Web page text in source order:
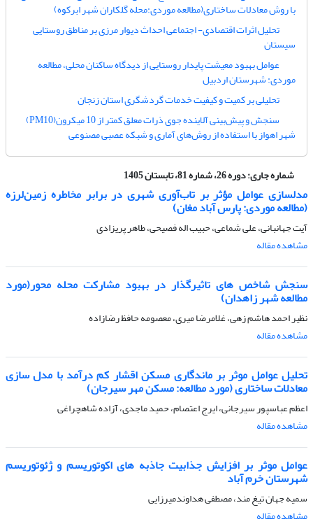
با روش معادلات ساختاری(مطالعه موردی:محله گلکاران شهر ابرکوه)
تحلیل اثرات اقتصادی- اجتماعی احداث دیوار مرزی بر مناطق روستایی
سیستان
عوامل بهبود معیشت پایدار روستایی از دیدگاه ساکنان محلی، مطالعه
موردی: شهرستان اردبیل
تحلیلی بر کمیت و کیفیت خدمات گردشگری استان زنجان
سنجش و پیش‌بینی آلاینده جوی ذرات معلق کمتر از 10 میکرون(PM10)
شهر اهواز با استفاده از روش‌های آماری و شبکه عصبی مصنوعی
شماره جاری:دوره 26، شماره 81، تابستان 1405
مدلسازی عوامل مؤثر بر تاب‌آوری شهری در برابر مخاطره زمین‌لرزه
(مطالعه موردی: پارس آباد مغان)
آیت جهانبانی، علی شماعی، حبیب اله فصیحی، طاهر پریزادی
مشاهده مقاله
سنجش شاخص های تاثیرگذار در بهبود مشارکت محله محور(مورد
مطالعه شهر زاهدان)
نظیر احمد هاشم زهی، غلامرضا میری، معصومه حافظ رضازاده
مشاهده مقاله
تحلیل عوامل موثر بر ماندگاری مسکن اقشار کم درآمد با مدل سازی
معادلات ساختاری (مورد مطالعه: مسکن مهر سیرجان)
اعظم عباسپور سیرجانی، ایرج اعتصام، حمید ماجدی، آزاده شاهچراغی
مشاهده مقاله
عوامل موثر بر افزایش جذابیت جاذبه های اکوتوریسم و ژئوتوریسم
شهرستان خرم آباد
سمیه جهان تیغ مند، مصطفی هداوندمیرزایی
مشاهده مقاله